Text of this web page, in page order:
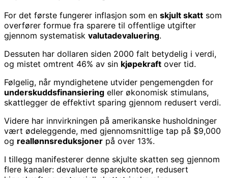
For det første fungerer inflasjon som en skjult skatt som
overfører formue fra sparere til offentlige utgifter
gjennom systematisk valutadevaluering.
Dessuten har dollaren siden 2000 falt betydelig i verdi,
og mistet omtrent 46% av sin kjøpekraft over tid.
Følgelig, når myndighetene utvider pengemengden for
underskuddsfinansiering eller økonomisk stimulans,
skattlegger de effektivt sparing gjennom redusert verdi.
Videre har innvirkningen på amerikanske husholdninger
vært ødeleggende, med gjennomsnittlige tap på $9,000
og reallønnsreduksjoner på over 13%.
I tillegg manifesterer denne skjulte skatten seg gjennom
flere kanaler: devaluerte sparekontoer, redusert